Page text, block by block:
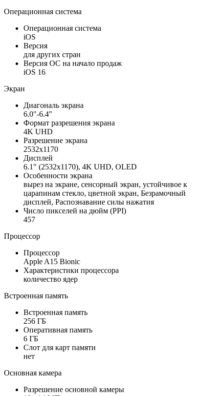
Операционная система
Операционная система
iOS
Версия
для других стран
Версия ОС на начало продаж
iOS 16
Экран
Диагональ экрана
6.0"-6.4"
Формат разрешения экрана
4K UHD
Разрешение экрана
2532x1170
Дисплей
6.1" (2532x1170), 4K UHD, OLED
Особенности экрана
вырез на экране, сенсорный экран, устойчивое к
царапинам стекло, цветной экран, Безрамочный
дисплей, Распознавание силы нажатия
Число пикселей на дюйм (PPI)
457
Процессор
Процессор
Apple A15 Bionic
Характеристики процессора
количество ядер
Встроенная память
Встроенная память
256 ГБ
Оперативная память
6 ГБ
Слот для карт памяти
нет
Основная камера
Разрешение основной камеры